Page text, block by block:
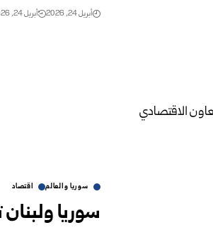
أبريل 24, 2026 أبريل 24, 2026
سوريا والعالم اقتصاد
سوريا